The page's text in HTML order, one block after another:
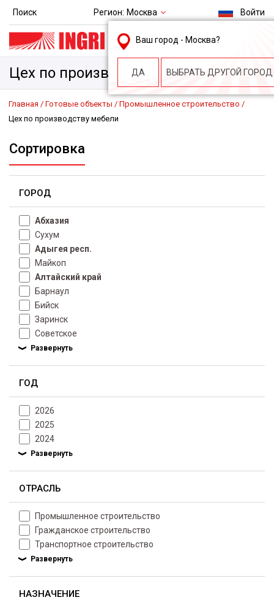
Поиск Регион: Москва
Ваш город - Москва?
ДА ВЫБРАТЬ ДРУГОЙ ГОРОД
Войти
msk@ingri.ru
пн. – пт.: 9.00-18.00
Цех по производству мебели
Главная Готовые объекты
Промышленное строительство
Цех по производству мебели
Сортировка
ГОРОД
Абхазия
Сухум
Адыгея респ.
Майкоп
Алтайский край
Барнаул
Бийск
Заринск
Советское
ГОД
2026
2025
2024
ОТРАСЛЬ
Промышленное строительство
Гражданское строительство
Транспортное строительство
НАЗНАЧЕНИЕ